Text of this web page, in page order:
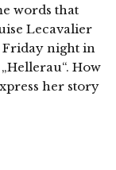
words that
Lecavalier
Friday night in
How
her story